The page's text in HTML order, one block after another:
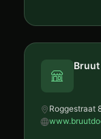
Bruut
Roggestraat